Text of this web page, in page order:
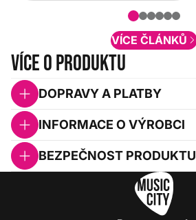
VÍCE ČLÁNKŮ
Více o produktu
DOPRAVY A PLATBY
INFORMACE O VÝROBCI
BEZPEČNOST PRODUKTU